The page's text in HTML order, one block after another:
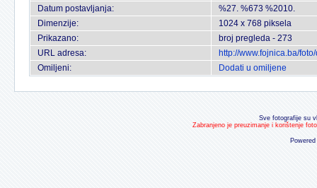
Datum postavljanja:
%27. %673 %2010.
Dimenzije:
1024 x 768 piksela
Prikazano:
broj pregleda - 273
URL adresa:
http://www.fojnica.ba/
Omiljeni:
Dodati u omiljene
Sve fotografije su
Zabranjeno je preuzimanje i korištenje